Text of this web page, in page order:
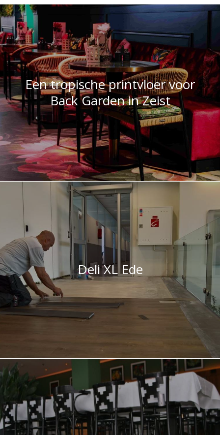
Een tropische printvloer voor
Back Garden in Zeist
Deli XL Ede